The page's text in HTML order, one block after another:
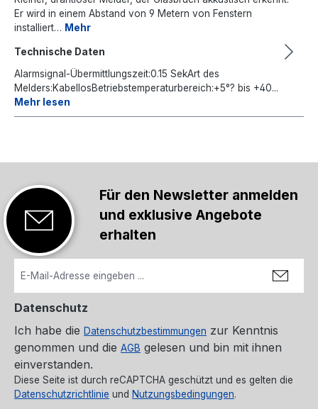
Er wird in einem Abstand von 9 Metern von Fenstern
installiert… Mehr
Technische Daten
Alarmsignal-Übermittlungszeit:0.15 SekArt des
Melders:KabellosBetriebstemperaturbereich:+5°? bis +40...
Mehr lesen
Für den Newsletter anmelden
und exklusive Angebote
erhalten
Datenschutz
Ich habe die Datenschutzbestimmungen zur Kenntnis
genommen und die AGB gelesen und bin mit ihnen
einverstanden.
Diese Seite ist durch reCAPTCHA geschützt und es gelten die
Datenschutzrichtlinie und Nutzungsbedingungen.